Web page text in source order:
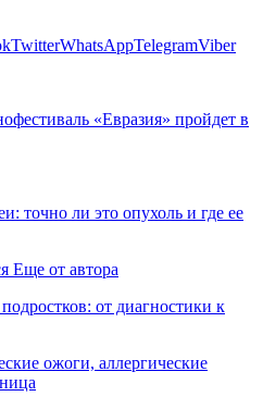
TwitterWhatsAppTelegramViber
«Евразия» пройдет в
точно ли это опухоль и где ее
Еще от автора
от диагностики к
ожоги, аллергические